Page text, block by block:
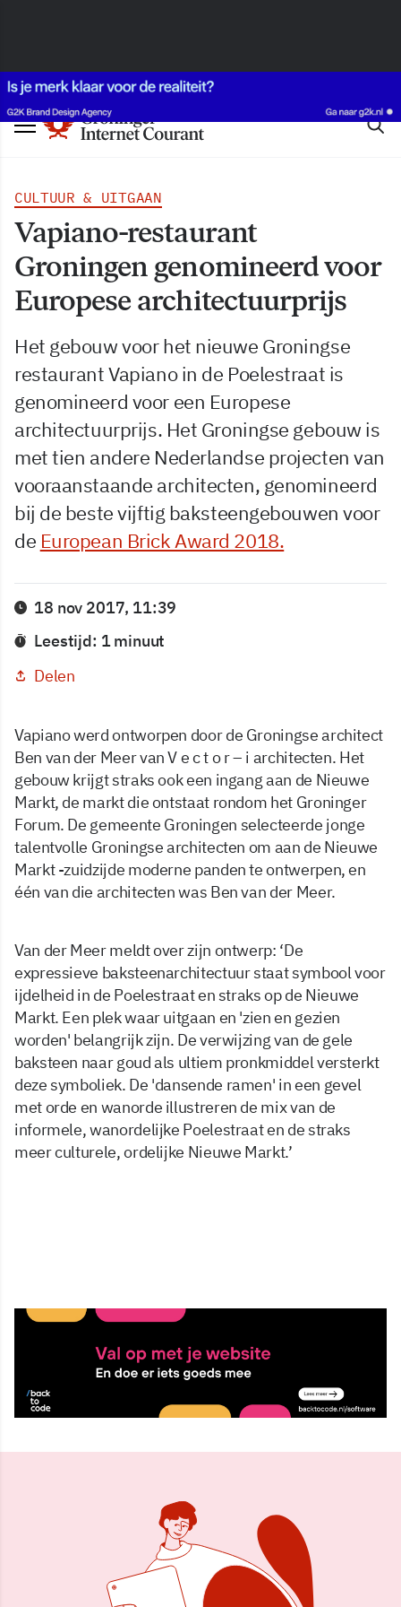
CULTUUR & UITGAAN
Vapiano-restaurant
Groningen genomineerd voor
Europese architectuurprijs
Het gebouw voor het nieuwe Groningse
restaurant Vapiano in de Poelestraat is
genomineerd voor een Europese
architectuurprijs. Het Groningse gebouw is
met tien andere Nederlandse projecten van
vooraanstaande architecten, genomineerd
bij de beste vijftig baksteengebouwen voor
de European Brick Award 2018.
18 nov 2017, 11:39
Leestijd: 1 minuut
Delen
Vapiano werd ontworpen door de Groningse architect
Ben van der Meer van V e c t o r – i architecten. Het
gebouw krijgt straks ook een ingang aan de Nieuwe
Markt, de markt die ontstaat rondom het Groninger
Forum. De gemeente Groningen selecteerde jonge
talentvolle Groningse architecten om aan de Nieuwe
Markt -zuidzijde moderne panden te ontwerpen, en
één van die architecten was Ben van der Meer.
Van der Meer meldt over zijn ontwerp: ‘De
expressieve baksteenarchitectuur staat symbool voor
ijdelheid in de Poelestraat en straks op de Nieuwe
Markt. Een plek waar uitgaan en 'zien en gezien
worden' belangrijk zijn. De verwijzing van de gele
baksteen naar goud als ultiem pronkmiddel versterkt
deze symboliek. De 'dansende ramen' in een gevel
met orde en wanorde illustreren de mix van de
informele, wanordelijke Poelestraat en de straks
meer culturele, ordelijke Nieuwe Markt.’
18 nov 2017, 11:39
Delen